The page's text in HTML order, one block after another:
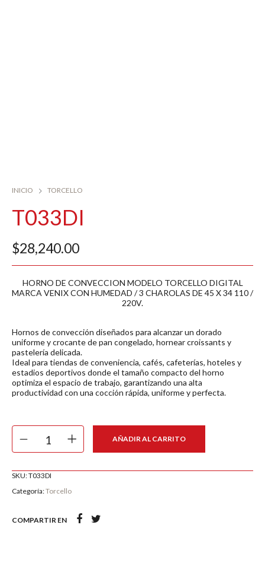
INICIO TORCELLO
T033DI
$28,240.00
HORNO DE CONVECCION MODELO TORCELLO DIGITAL
MARCA VENIX CON HUMEDAD / 3 CHAROLAS DE 45 X 34 110 /
220V.
Hornos de convección diseñados para alcanzar un dorado
uniforme y crocante de pan congelado, hornear croissants y
pastelería delicada.
Ideal para tiendas de conveniencia, cafés, cafeterías, hoteles y
estadios deportivos donde el tamaño compacto del horno
optimiza el espacio de trabajo, garantizando una alta
productividad con una cocción rápida, uniforme y perfecta.
AÑADIR AL CARRITO
SKU:T033DI
Categoría:Torcello
COMPARTIR EN